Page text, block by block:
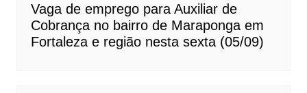
Vaga de emprego para Auxiliar de
Cobrança no bairro de Maraponga em
Fortaleza e região nesta sexta (05/09)